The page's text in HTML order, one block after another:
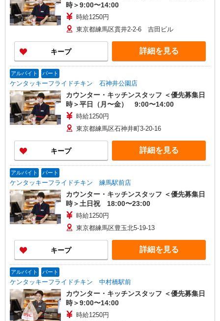
時＞9:00〜14:00
時給1250円
東京都練馬区貫井2-2-6 吉田ビル
キープ 詳細を見る
アルバイト パート
ケンタッキーフライドチキン 石神井公園店
カウンター・キッチンスタッフ ＜優先募集日
時＞平日（月〜金） 9:00〜14:00
時給1250円
東京都練馬区石神井町3-20-16
キープ 詳細を見る
アルバイト パート
ケンタッキーフライドチキン 練馬駅前店
カウンター・キッチンスタッフ ＜優先募集日
時＞土日祝 18:00〜23:00
時給1250円
東京都練馬区豊玉北5-19-13
キープ 詳細を見る
アルバイト パート
ケンタッキーフライドチキン 中村橋駅前
カウンター・キッチンスタッフ ＜優先募集日
時＞9:00〜14:00
時給1250円